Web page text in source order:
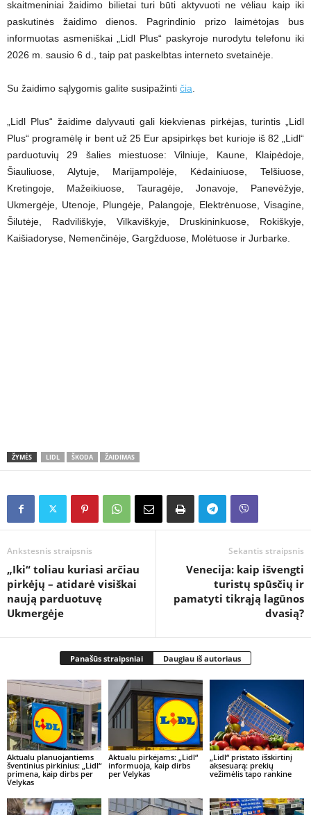
skaitmeniniai žaidimo bilietai turi būti aktyvuoti ne vėliau kaip iki
paskutinės žaidimo dienos. Pagrindinio prizo laimėtojas bus
informuotas asmeniškai „Lidl Plus“ paskyroje nurodytu telefonu iki
2026 m. sausio 6 d., taip pat paskelbtas interneto svetainėje.
Su žaidimo sąlygomis galite susipažinti čia.
„Lidl Plus“ žaidime dalyvauti gali kiekvienas pirkėjas, turintis „Lidl
Plus“ programėlę ir bent už 25 Eur apsipirkęs bet kurioje iš 82 „Lidl“
parduotuvių 29 šalies miestuose: Vilniuje, Kaune, Klaipėdoje,
Šiauliuose, Alytuje, Marijampolėje, Kėdainiuose, Telšiuose,
Kretingoje, Mažeikiuose, Tauragėje, Jonavoje, Panevėžyje,
Ukmergėje, Utenoje, Plungėje, Palangoje, Elektrėnuose, Visagine,
Šilutėje, Radviliškyje, Vilkaviškyje, Druskininkuose, Rokiškyje,
Kaišiadoryse, Nemenčinėje, Gargžduose, Molėtuose ir Jurbarke.
ŽYMĖS LIDL ŠKODA ŽAIDIMAS
Ankstesnis straipsnis
„Iki“ toliau kuriasi arčiau
pirkėjų – atidarė visiškai
naują parduotuvę
Ukmergėje
Sekantis straipsnis
Venecija: kaip išvengti
turistų spūsčių ir
pamatyti tikrąją lagūnos
dvasią?
Panašūs straipsniai Daugiau iš autoriaus
Aktualu planuojantiems
šventinius pirkinius: „Lidl“
primena, kaip dirbs per
Velykas
Aktualu pirkėjams: „Lidl“
informuoja, kaip dirbs
per Velykas
„Lidl“ pristato išskirtinį
aksesuarą: prekių
vežimėlis tapo rankine